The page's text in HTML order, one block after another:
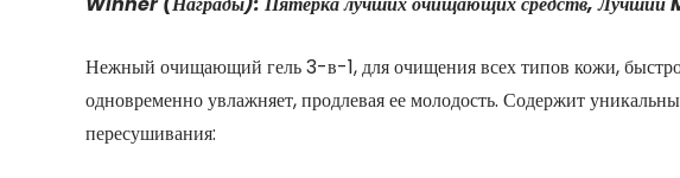
Нежный очищающий гель 3-в-1, для очищения всех типов кожи,
одновременно увлажняет, продлевая ее молодость. Содержит
пересушивания: